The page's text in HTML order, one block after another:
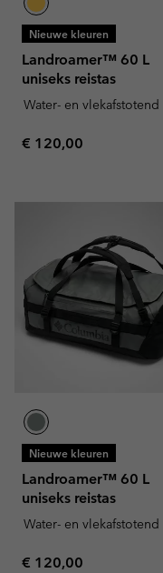
Nieuwe kleuren
Landroamer™ 60 L
uniseks reistas
Water- en vlekafstotend
Regular price:
€ 120,00
Nieuwe kleuren
Landroamer™ 60 L
uniseks reistas
Water- en vlekafstotend
Regular price:
€ 120,00